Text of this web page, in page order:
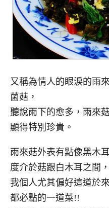
又稱為情人的眼淚的雨
菌菇，
聽說雨下的愈多，雨來
顯得特別珍貴。
雨來菇外表有點像黑木
度介於菇跟白木耳之間，
我個人尤其偏好這道於
都必點的一道菜!!